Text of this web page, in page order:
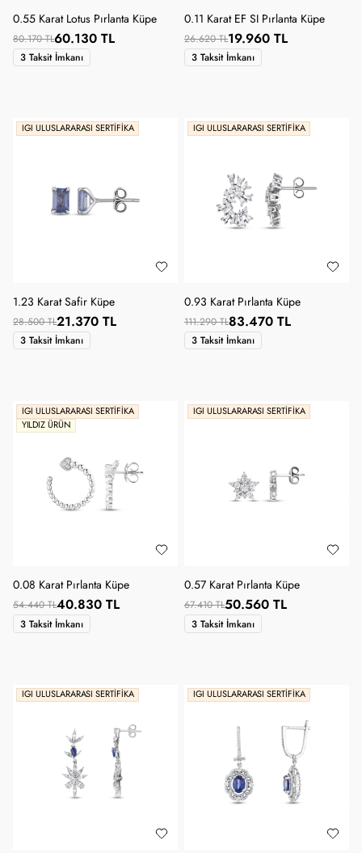
0.55 Karat Lotus Pırlanta Küpe
80.170 TL60.130 TL
3 Taksit İmkanı
0.11 Karat EF SI Pırlanta Küpe
26.620 TL19.960 TL
3 Taksit İmkanı
IGI ULUSLARARASI SERTIFIKA
1.23 Karat Safir Küpe
28.500 TL21.370 TL
3 Taksit İmkanı
IGI ULUSLARARASI SERTIFIKA
0.93 Karat Pırlanta Küpe
111.290 TL83.470 TL
3 Taksit İmkanı
IGI ULUSLARARASI SERTIFIKA
YILDIZ ÜRÜN
0.08 Karat Pırlanta Küpe
54.440 TL40.830 TL
3 Taksit İmkanı
IGI ULUSLARARASI SERTIFIKA
0.57 Karat Pırlanta Küpe
67.410 TL50.560 TL
3 Taksit İmkanı
IGI ULUSLARARASI SERTIFIKA IGI ULUSLARARASI SERTIFIKA